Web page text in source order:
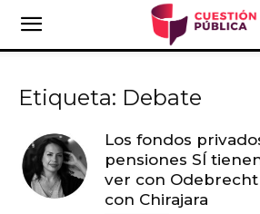
Etiqueta: Debate
Los fondos
pensiones SÍ
ver con
con Chirajara